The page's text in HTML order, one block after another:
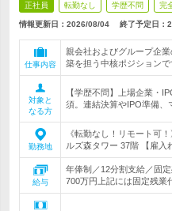
正社員 転勤なし 学歴不問 完
情報更新日：2026/08/04 終了予定日：
仕事内容
親会社およびグループ企
築を担う中核ポジションで
対象と
なる方
【学歴不問】上場企業・
須。連結決算やIPO準備、
勤務地
《転勤なし！リモート可
ルズ森タワー 37階 【雇入
給与
年俸制／12分割支給／固
700万円上記には固定残業